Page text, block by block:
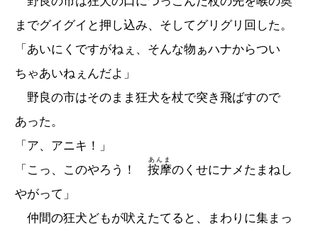
までグイグイと押し込み、そしてグリグリ回した。
「あいにくですがねぇ、そんな物ぁハナからつい
ちゃあいねぇんだよ」
野良の市はそのまま狂犬を杖で突き飛ばすので
あった。
「ア、アニキ！」
「こっ、このやろう！ 按摩
あんま
のくせにナメたまねし
やがって」
仲間の狂犬どもが吠えたてると、まわりに集まっ